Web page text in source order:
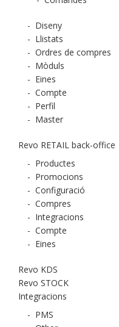
- Diseny
- Llistats
- Ordres de compres
- Mòduls
- Eines
- Compte
- Perfil
- Master
Revo RETAIL back-office
- Productes
- Promocions
- Configuració
- Compres
- Integracions
- Compte
- Eines
Revo KDS
Revo STOCK
Integracions
- PMS